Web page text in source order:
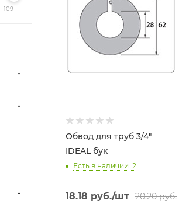
Обвод для труб 3/4"
IDEAL бук
Есть в наличии: 2
18.18 руб./шт 20.20руб.
109